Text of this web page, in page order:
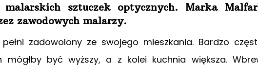
sztuczek optycznych. Marka
zawodowych malarzy.
zadowolony ze swojego mieszkania. Bardzo
mógłby być wyższy, a z kolei kuchnia większa.